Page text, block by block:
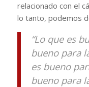
relacionado con el
lo tanto, podemos
“Lo que es
bueno para
es bueno
bueno para